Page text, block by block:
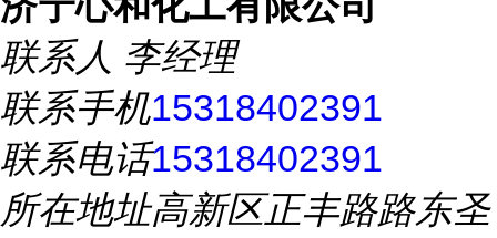
联系人 李经理
联系手机15318402391
联系电话15318402391
所在地址高新区正丰路路东圣